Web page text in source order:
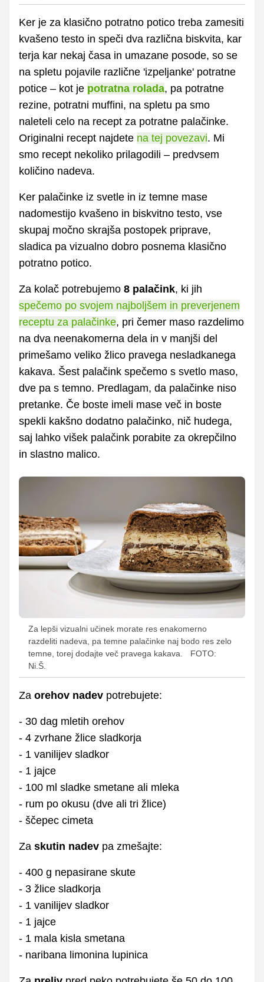
Ker je za klasično potratno potico treba zamesiti
kvašeno testo in speči dva različna biskvita, kar
terja kar nekaj časa in umazane posode, so se
na spletu pojavile različne 'izpeljanke' potratne
potice – kot je potratna rolada, pa potratne
rezine, potratni muffini, na spletu pa smo
naleteli celo na recept za potratne palačinke.
Originalni recept najdete na tej povezavi. Mi
smo recept nekoliko prilagodili – predvsem
količino nadeva.
Ker palačinke iz svetle in iz temne mase
nadomestijo kvašeno in biskvitno testo, vse
skupaj močno skrajša postopek priprave,
sladica pa vizualno dobro posnema klasično
potratno potico.
Za kolač potrebujemo 8 palačink, ki jih
spečemo po svojem najboljšem in preverjenem
receptu za palačinke, pri čemer maso razdelimo
na dva neenakomerna dela in v manjši del
primešamo veliko žlico pravega nesladkanega
kakava. Šest palačink spečemo s svetlo maso,
dve pa s temno. Predlagam, da palačinke niso
pretanke. Če boste imeli mase več in boste
spekli kakšno dodatno palačinko, nič hudega,
saj lahko višek palačink porabite za okrepčilno
in slastno malico.
Za lepši vizualni učinek morate res enakomerno
razdeliti nadeva, pa temne palačinke naj bodo res zelo
temne, torej dodajte več pravega kakava.
FOTO:
Ni.Š.
Za orehov nadev potrebujete:
- 30 dag mletih orehov
- 4 zvrhane žlice sladkorja
- 1 vanilijev sladkor
- 1 jajce
- 100 ml sladke smetane ali mleka
- rum po okusu (dve ali tri žlice)
- ščepec cimeta
Za skutin nadev pa zmešajte:
- 400 g nepasirane skute
- 3 žlice sladkorja
- 1 vanilijev sladkor
- 1 jajce
- 1 mala kisla smetana
- naribana limonina lupinica